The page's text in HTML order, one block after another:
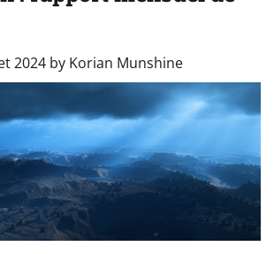
2024 by Korian Munshine